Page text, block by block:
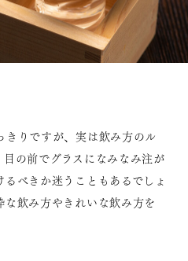
きりですが、実は飲み方のル
の前でグラスになみなみ注が
べきか迷うこともあるでしょ
な飲み方やきれいな飲み方を